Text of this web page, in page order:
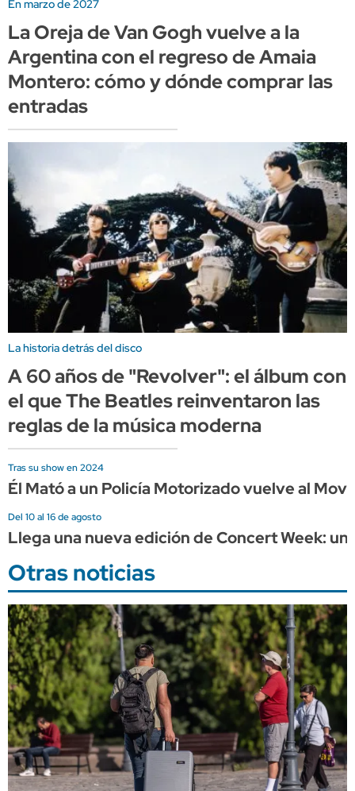
En marzo de 2027
La Oreja de Van Gogh vuelve a la
Argentina con el regreso de Amaia
Montero: cómo y dónde comprar las
entradas
La historia detrás del disco
A 60 años de "Revolver": el álbum con
el que The Beatles reinventaron las
reglas de la música moderna
Tras su show en 2024
Él Mató a un Policía Motorizado vuelve al
Del 10 al 16 de agosto
Llega una nueva edición de Concert Week:
Otras noticias